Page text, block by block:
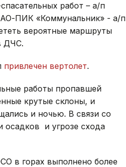
работ – а/п
ПИК «Коммунальник» - а/п
вероятные маршруты
ДЧС.
привлечен вертолет.
работы пропавшей
крутые склоны, и
и ночью. В связи со
и угрозе схода
в горах выполнено более